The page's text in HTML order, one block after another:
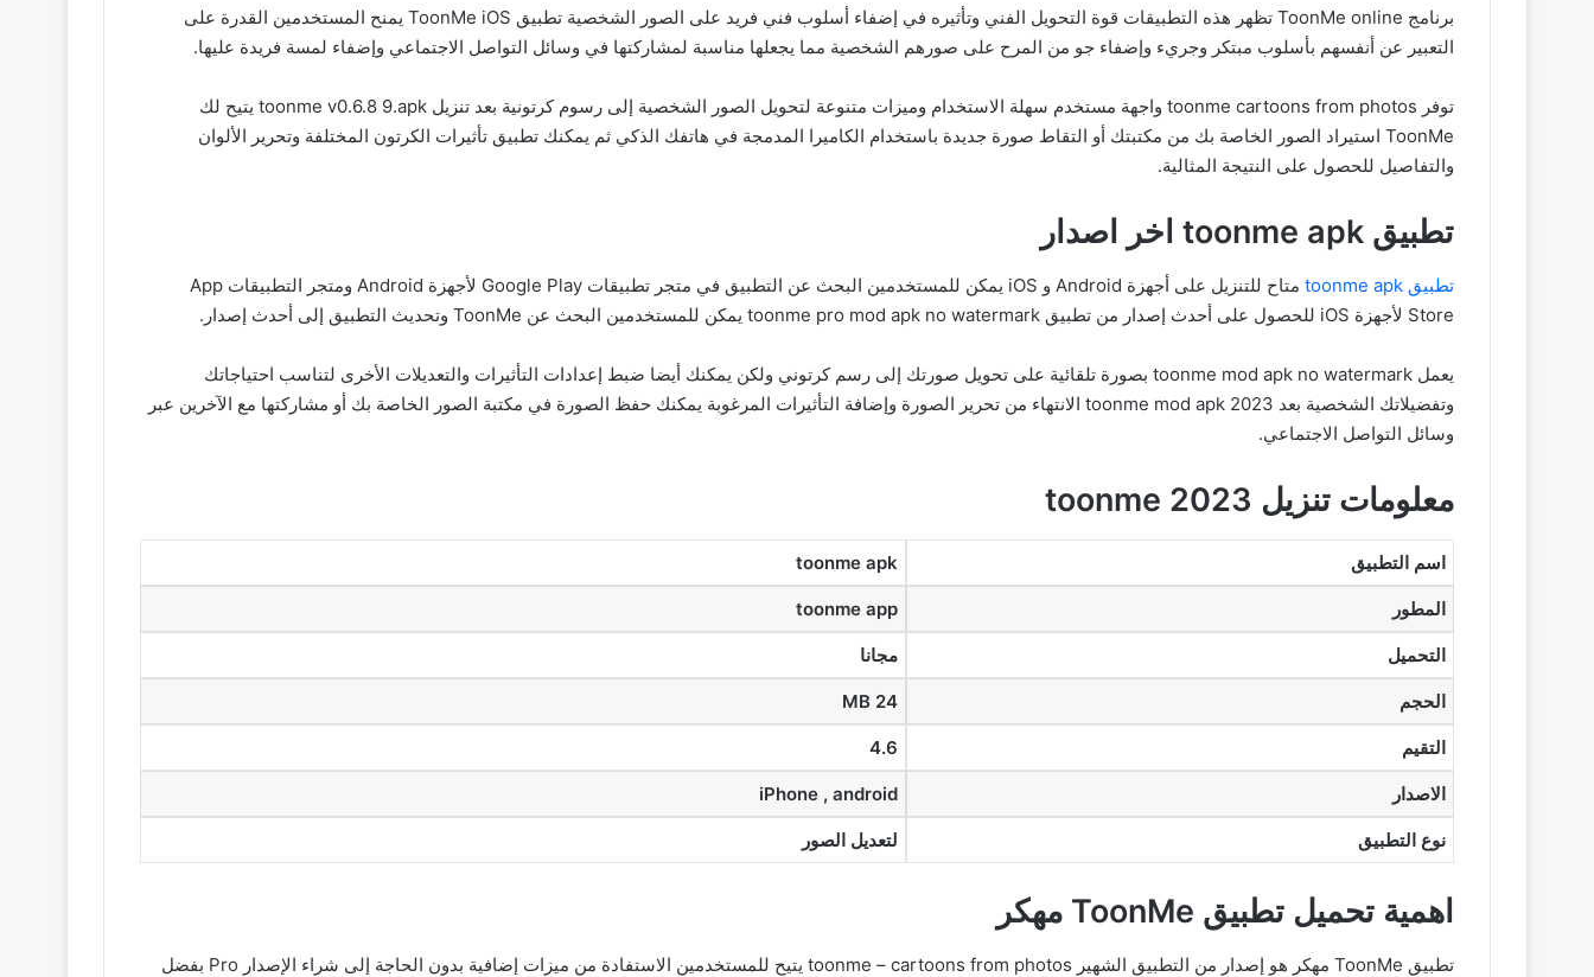
برنامج ToonMe online تظهر هذه التطبيقات قوة التحويل الفني وتأثيره في إضفاء أسلوب فني فريد على الصور الشخصية تطبيق ToonMe iOS يمنح المستخدمين القدرة على
التعبير عن أنفسهم بأسلوب مبتكر وجريء وإضفاء جو من المرح على صورهم الشخصية مما يجعلها مناسبة لمشاركتها في وسائل التواصل الاجتماعي وإضفاء لمسة فريدة عليها.
توفر toonme cartoons from photos واجهة مستخدم سهلة الاستخدام وميزات متنوعة لتحويل الصور الشخصية إلى رسوم كرتونية بعد تنزيل toonme v0.6.8 9.apk يتيح لك
ToonMe استيراد الصور الخاصة بك من مكتبتك أو التقاط صورة جديدة باستخدام الكاميرا المدمجة في هاتفك الذكي ثم يمكنك تطبيق تأثيرات الكرتون المختلفة وتحرير الألوان
والتفاصيل للحصول على النتيجة المثالية.
تطبيق toonme apk اخر اصدار
تطبيق toonme apk
متاح للتنزيل على أجهزة Android و iOS يمكن للمستخدمين البحث عن التطبيق في متجر تطبيقات Google Play لأجهزة Android ومتجر التطبيقات App
Store لأجهزة iOS للحصول على أحدث إصدار من تطبيق toonme pro mod apk no watermark يمكن للمستخدمين البحث عن ToonMe وتحديث التطبيق إلى أحدث إصدار.
يعمل toonme mod apk no watermark بصورة تلقائية على تحويل صورتك إلى رسم كرتوني ولكن يمكنك أيضا ضبط إعدادات التأثيرات والتعديلات الأخرى لتناسب احتياجاتك
وتفضيلاتك الشخصية بعد toonme mod apk 2023 الانتهاء من تحرير الصورة وإضافة التأثيرات المرغوبة يمكنك حفظ الصورة في مكتبة الصور الخاصة بك أو مشاركتها مع الآخرين عبر
وسائل التواصل الاجتماعي.
معلومات تنزيل toonme 2023
اسم التطبيق toonme apk
المطور toonme app
التحميل مجانا
الحجم 24 MB
التقيم 4.6
الاصدار iPhone , android
نوع التطبيق لتعديل الصور
اهمية تحميل تطبيق ToonMe مهكر
تطبيق ToonMe مهكر هو إصدار من التطبيق الشهير toonme – cartoons from photos يتيح للمستخدمين الاستفادة من ميزات إضافية بدون الحاجة إلى شراء الإصدار Pro بفضل